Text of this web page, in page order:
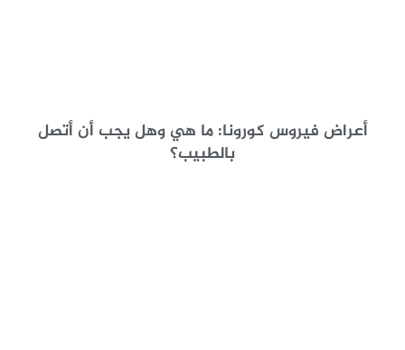
أعراض فيروس كورونا: ما هي وهل يجب أن أتصل
بالطبيب؟